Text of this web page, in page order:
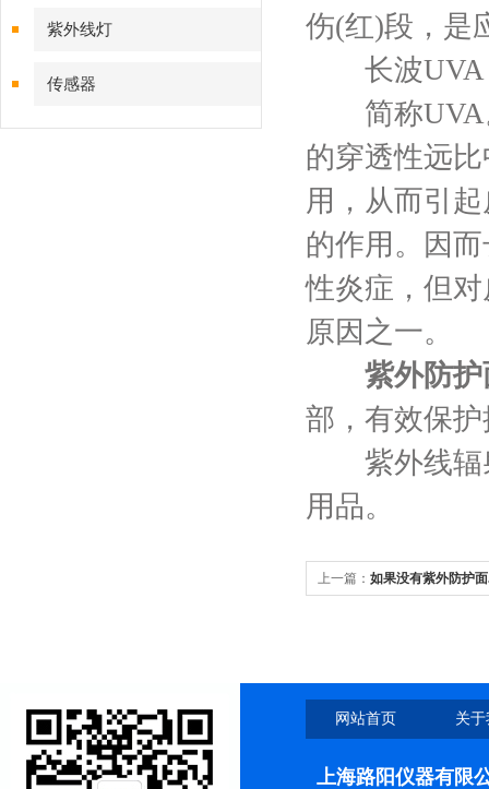
紫外线灯
传感器
伤(红)段，是
长波UVA
简称UVA。
的穿透性远
用，从而引
的作用。因
性炎症，但
原因之一。
紫外防
部，有效保
紫外线辐射
用品。
上一篇： 如果没有紫外防护
网站首页 关
上海路阳仪器有限